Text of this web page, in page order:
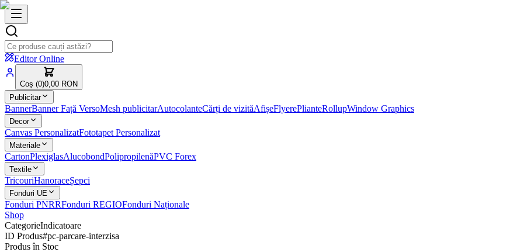
Editor Online
Coș (0)0,00 RON
Publicitar
BannerBanner Față VersoMesh publicitarAutocolanteCărți de vizităAfișeFlyerePlianteRollupWindow Graphics
Decor
Canvas PersonalizatFototapet Personalizat
Materiale
CartonPlexiglasAlucobondPolipropilenăPVC Forex
Textile
TricouriHanoraceȘepci
Fonduri UE
Fonduri PNRRFonduri REGIOFonduri Naționale
Shop
CategorieIndicatoare
ID Produs#pc-parcare-interzisa
Produs în Stoc